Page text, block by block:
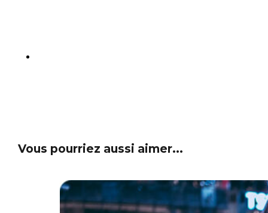
Vous pourriez aussi aimer...